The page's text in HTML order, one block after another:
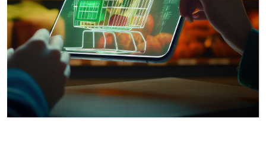
WEITER